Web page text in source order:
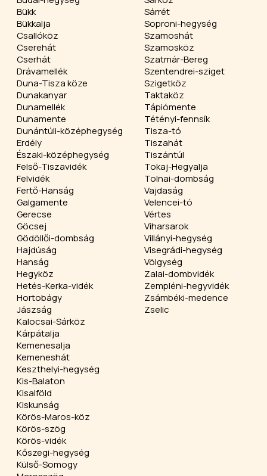
Bükk
Bükkalja
Csallóköz
Cserehát
Cserhát
Drávamellék
Duna-Tisza köze
Dunakanyar
Dunamellék
Dunamente
Dunántúli-középhegység
Erdély
Északi-középhegység
Felső-Tiszavidék
Felvidék
Fertő-Hanság
Galgamente
Gerecse
Göcsej
Gödöllői-dombság
Hajdúság
Hanság
Hegyköz
Hetés-Kerka-vidék
Hortobágy
Jászság
Kalocsai-Sárköz
Kárpátalja
Kemenesalja
Kemeneshát
Keszthelyi-hegység
Kis-Balaton
Kisalföld
Kiskunság
Körös-Maros-köz
Körös-szög
Körös-vidék
Kőszegi-hegység
Külső-Somogy
Sárrét
Soproni-hegység
Szamoshát
Szamosköz
Szatmár-Bereg
Szentendrei-sziget
Szigetköz
Taktaköz
Tápiómente
Tétényi-fennsík
Tisza-tó
Tiszahát
Tiszántúl
Tokaj-Hegyalja
Tolnai-dombság
Vajdaság
Velencei-tó
Vértes
Viharsarok
Villányi-hegység
Visegrádi-hegység
Völgység
Zalai-dombvidék
Zempléni-hegyvidék
Zsámbéki-medence
Zselic